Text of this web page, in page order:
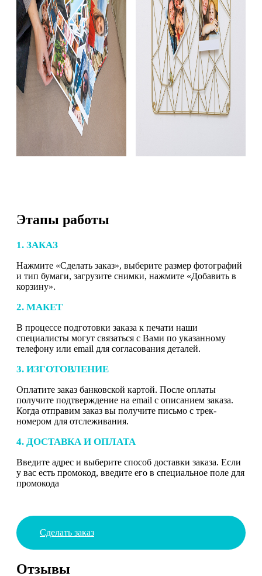
Этапы работы
1. ЗАКАЗ
Нажмите «Сделать заказ», выберите размер фотографий
и тип бумаги, загрузите снимки, нажмите «Добавить в
корзину».
2. МАКЕТ
В процессе подготовки заказа к печати наши
специалисты могут связаться с Вами по указанному
телефону или email для согласования деталей.
3. ИЗГОТОВЛЕНИЕ
Оплатите заказ банковской картой. После оплаты
получите подтверждение на email с описанием заказа.
Когда отправим заказ вы получите письмо с трек-
номером для отслеживания.
4. ДОСТАВКА И ОПЛАТА
Введите адрес и выберите способ доставки заказа. Если
у вас есть промокод, введите его в специальное поле для
промокода
Сделать заказ
Отзывы